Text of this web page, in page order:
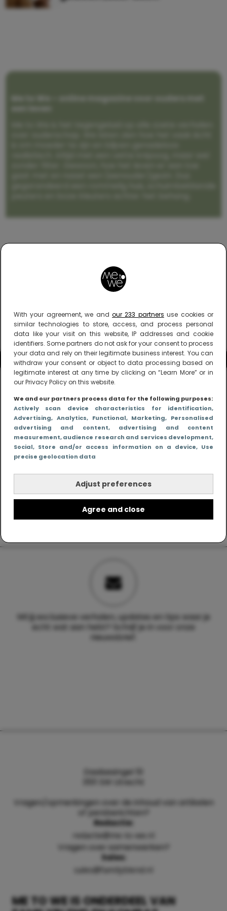
With your agreement, we and our 233 partners use cookies or
similar technologies to store, access, and process personal
data like your visit on this website, IP addresses and cookie
identifiers. Some partners do not ask for your consent to process
your data and rely on their legitimate business interest. You can
withdraw your consent or object to data processing based on
legitimate interest at any time by clicking on “Learn More” or in
our Privacy Policy on this website.
We and our partners process data for the following purposes:
Actively scan device characteristics for identification,
Advertising, Analytics, Functional, Marketing, Personalised
advertising and content, advertising and content
measurement, audience research and services development,
Social, Store and/or access information on a device, Use
precise geolocation data
Adjust preferences
Agree and close
Me to We – online magazine voor ouders met
Wil jij exclusieve verhalen, updates en tips waar je
echt wat aan hebt? Schrijf je in voor onze
nieuwsbrief.
ME TO WE IS ONDERDEEL VAN
Daalsesingel 51
3511 SW Utrecht
Vragen/opmerkingen over de inhoud van artikelen
of persberichten?
Redactie:
redactie@me-to-we.nl
Vragen over samenwerken?
Sales:
sales@familyblend.nl